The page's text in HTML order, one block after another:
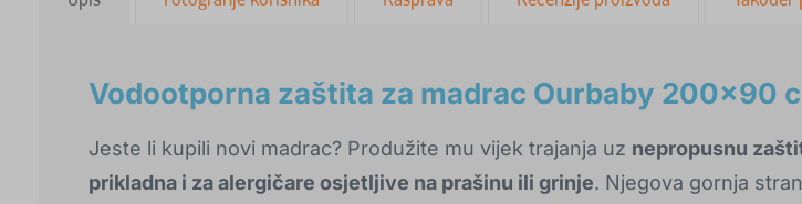
Vodootporna zaštita za madrac Ourbaby 200x90
Jeste li kupili novi madrac? Produžite mu vijek trajanja uz nepropusnu
prikladna i za alergičare osjetljive na prašinu ili grinje. Njegova gornja